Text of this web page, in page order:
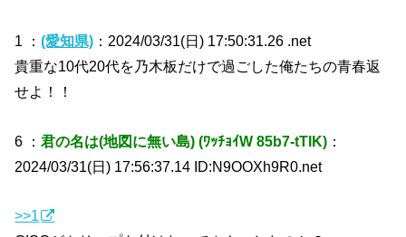
1 ：(愛知県) ：2024/03/31(日) 17:50:31.26 .net
貴重な10代20代を乃木板だけで過ごした俺たちの青春返
せよ！！
6 ：君の名は(地図に無い島) (ﾜｯﾁｮｲW 85b7-tTIK) ：
2024/03/31(日) 17:56:37.14 ID:N9OOXh9R0.net
>>1